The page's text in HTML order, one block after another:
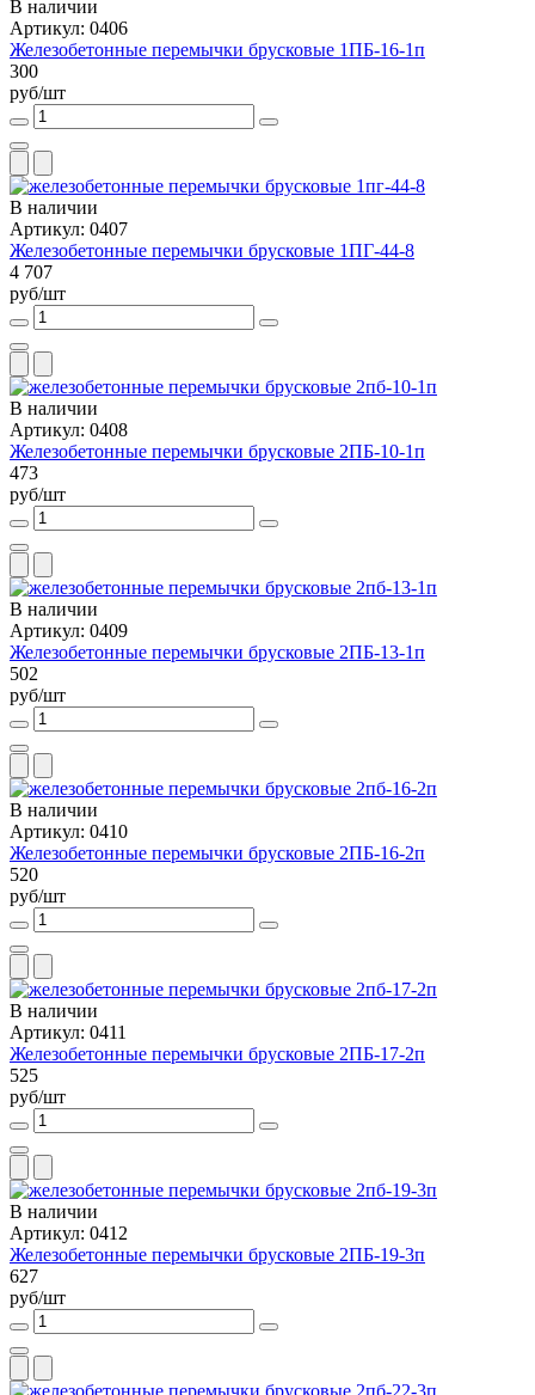
В наличии
Артикул: 0406
Железобетонные перемычки брусковые 1ПБ-16-1п
300
руб/шт
В наличии
Артикул: 0407
Железобетонные перемычки брусковые 1ПГ-44-8
4 707
руб/шт
В наличии
Артикул: 0408
Железобетонные перемычки брусковые 2ПБ-10-1п
473
руб/шт
В наличии
Артикул: 0409
Железобетонные перемычки брусковые 2ПБ-13-1п
502
руб/шт
В наличии
Артикул: 0410
Железобетонные перемычки брусковые 2ПБ-16-2п
520
руб/шт
В наличии
Артикул: 0411
Железобетонные перемычки брусковые 2ПБ-17-2п
525
руб/шт
В наличии
Артикул: 0412
Железобетонные перемычки брусковые 2ПБ-19-3п
627
руб/шт